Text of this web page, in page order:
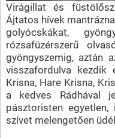
Virágillat és
Ájtatos hívek
golyócskákat,
rózsafüzérszerű
gyöngyszemig, aztán
visszafordulva kezdik
Krisna, Hare Krisna,
a kedves Rádhával
pásztoristen
szívet melengetően